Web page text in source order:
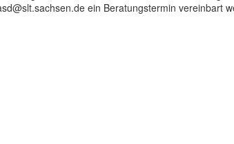
ein Beratungstermin vereinbart